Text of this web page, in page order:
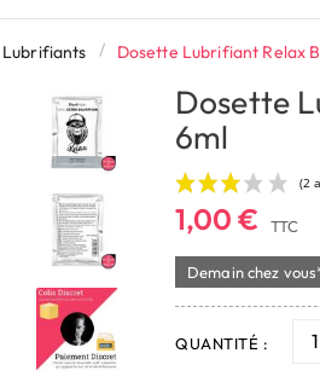
Lubrifiants Dosette Lubrifiant Relax
Dosette
6ml
1,00 € TTC
Demain chez
QUANTITÉ :